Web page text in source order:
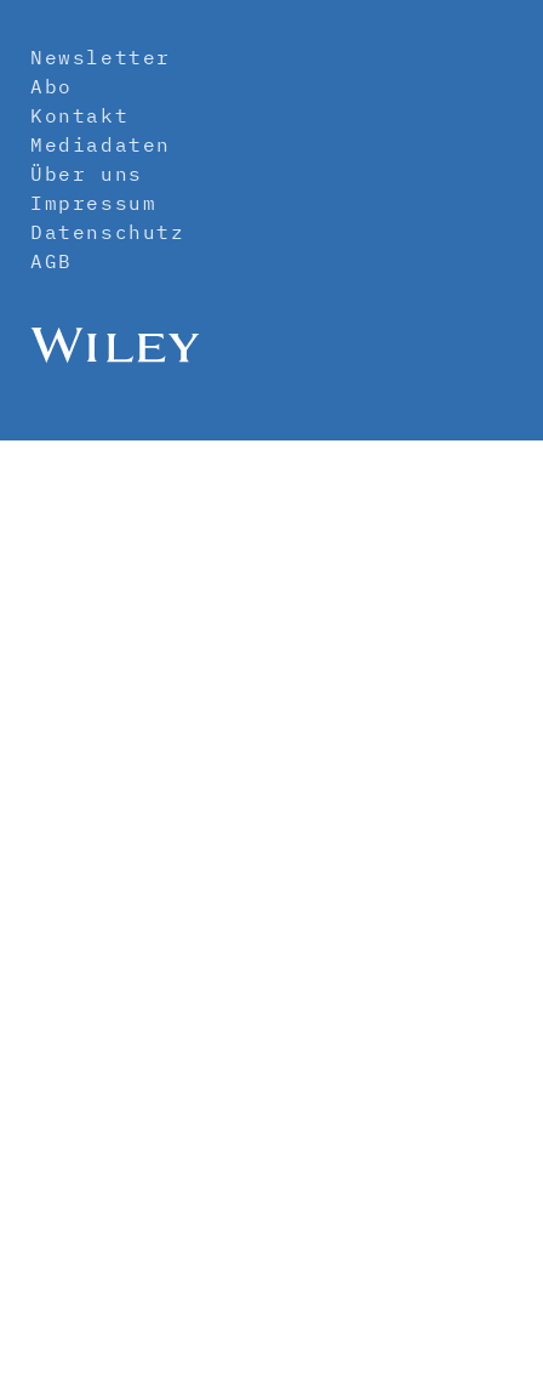
Newsletter
Abo
Kontakt
Mediadaten
Über uns
Impressum
Datenschutz
AGB